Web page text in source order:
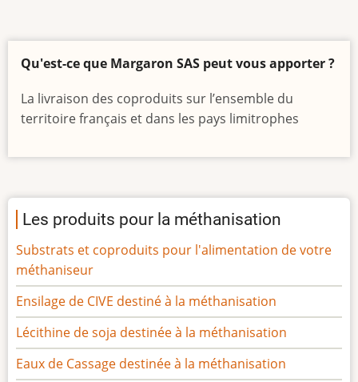
Qu'est-ce que Margaron SAS peut vous apporter ?
La livraison des coproduits sur l’ensemble du
territoire français et dans les pays limitrophes
Les produits pour la méthanisation
Substrats et coproduits pour l'alimentation de votre
méthaniseur
Ensilage de CIVE destiné à la méthanisation
Lécithine de soja destinée à la méthanisation
Eaux de Cassage destinée à la méthanisation